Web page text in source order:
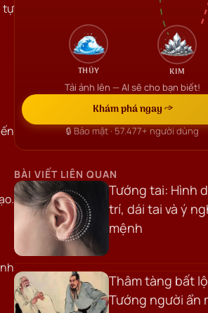
tự
KIM
THỦY
Tải ảnh lên — AI sẽ cho bạn biết!
Khám phá ngay →
🔒 Bảo mật ·57.477+người dùng
BÀI VIẾT LIÊN QUAN
Tướng tai: Hình
trí, dái tai và ý
mệnh
Thâm tàng bất
Tướng người ẩn